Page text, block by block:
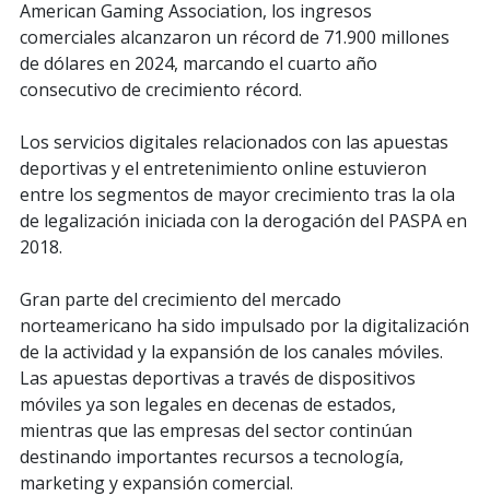
American Gaming Association, los ingresos
comerciales alcanzaron un récord de 71.900 millones
de dólares en 2024, marcando el cuarto año
consecutivo de crecimiento récord.
Los servicios digitales relacionados con las apuestas
deportivas y el entretenimiento online estuvieron
entre los segmentos de mayor crecimiento tras la ola
de legalización iniciada con la derogación del PASPA en
2018.
Gran parte del crecimiento del mercado
norteamericano ha sido impulsado por la digitalización
de la actividad y la expansión de los canales móviles.
Las apuestas deportivas a través de dispositivos
móviles ya son legales en decenas de estados,
mientras que las empresas del sector continúan
destinando importantes recursos a tecnología,
marketing y expansión comercial.